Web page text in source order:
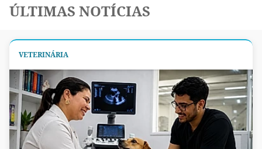
ÚLTIMAS NOTÍCIAS
VETERINÁRIA